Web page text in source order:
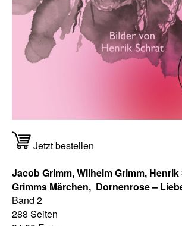
Jetzt bestellen
Jacob Grimm, Wilhelm Grimm,
Grimms Märchen, Dornenrose–
Band 2
288 Seiten